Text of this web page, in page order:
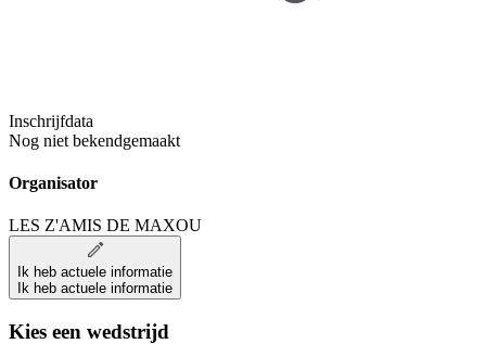
Inschrijfdata
Nog niet bekendgemaakt
Organisator
LES Z'AMIS DE MAXOU
Ik heb actuele informatie
Ik heb actuele informatie
Kies een wedstrijd